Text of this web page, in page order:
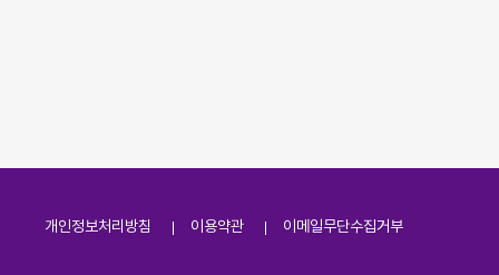
개인정보처리방침 이용약관 이메일무단수집거부